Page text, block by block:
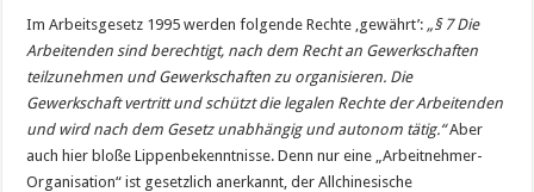
Im Arbeitsgesetz 1995 werden folgende Rechte ‚gewährt’: „§ 7 Die
Arbeitenden sind berechtigt, nach dem Recht an Gewerkschaften
teilzunehmen und Gewerkschaften zu organisieren. Die
Gewerkschaft vertritt und schützt die legalen Rechte der Arbeitenden
und wird nach dem Gesetz unabhängig und autonom tätig.“Aber
auch hier bloße Lippenbekenntnisse. Denn nur eine „Arbeitnehmer-
Organisation“ ist gesetzlich anerkannt, der Allchinesische